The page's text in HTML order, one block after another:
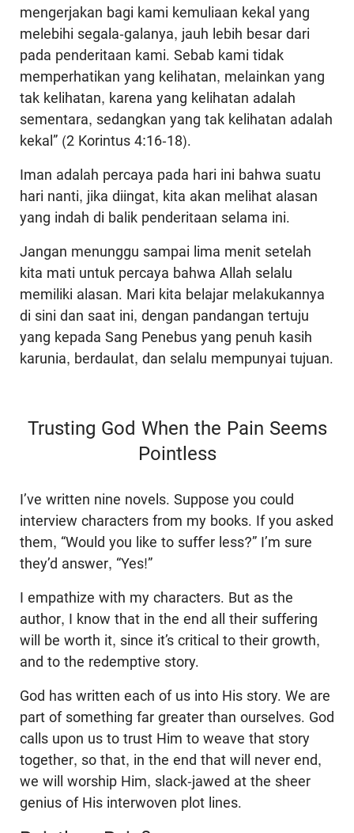
mengerjakan bagi kami kemuliaan kekal yang
melebihi segala-galanya, jauh lebih besar dari
pada penderitaan kami. Sebab kami tidak
memperhatikan yang kelihatan, melainkan yang
tak kelihatan, karena yang kelihatan adalah
sementara, sedangkan yang tak kelihatan adalah
kekal” (2 Korintus 4:16-18).
Iman adalah percaya pada hari ini bahwa suatu
hari nanti, jika diingat, kita akan melihat alasan
yang indah di balik penderitaan selama ini.
Jangan menunggu sampai lima menit setelah
kita mati untuk percaya bahwa Allah selalu
memiliki alasan. Mari kita belajar melakukannya
di sini dan saat ini, dengan pandangan tertuju
yang kepada Sang Penebus yang penuh kasih
karunia, berdaulat, dan selalu mempunyai tujuan.
Trusting God When the Pain Seems
Pointless
I’ve written nine novels. Suppose you could
interview characters from my books. If you asked
them, “Would you like to suffer less?” I’m sure
they’d answer, “Yes!”
I empathize with my characters. But as the
author, I know that in the end all their suffering
will be worth it, since it’s critical to their growth,
and to the redemptive story.
God has written each of us into His story. We are
part of something far greater than ourselves. God
calls upon us to trust Him to weave that story
together, so that, in the end that will never end,
we will worship Him, slack-jawed at the sheer
genius of His interwoven plot lines.